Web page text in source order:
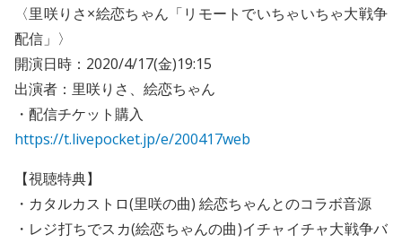
〈里咲りさ×絵恋ちゃん「リモートでいちゃいちゃ大戦争
配信」〉
開演日時：2020/4/17(金)19:15
出演者：里咲りさ、絵恋ちゃん
・配信チケット購入
https://t.livepocket.jp/e/200417web
【視聴特典】
・カタルカストロ(里咲の曲) 絵恋ちゃんとのコラボ音源
・レジ打ちでスカ(絵恋ちゃんの曲)イチャイチャ大戦争バ